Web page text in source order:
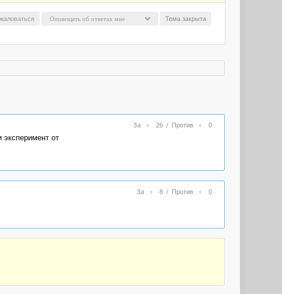
Тема закрыта
За 26/ Против 0
от
За 8/ Против 0